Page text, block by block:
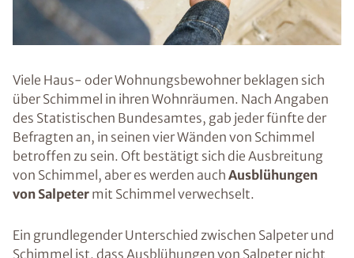
Viele Haus- oder Wohnungsbewohner beklagen sich
über Schimmel in ihren Wohnräumen. Nach Angaben
des Statistischen Bundesamtes, gab jeder fünfte der
Befragten an, in seinen vier Wänden von Schimmel
betroffen zu sein. Oft bestätigt sich die Ausbreitung
von Schimmel, aber es werden auch Ausblühungen
von Salpeter mit Schimmel verwechselt.
Ein grundlegender Unterschied zwischen Salpeter und
Schimmel ist, dass Ausblühungen von Salpeter nicht